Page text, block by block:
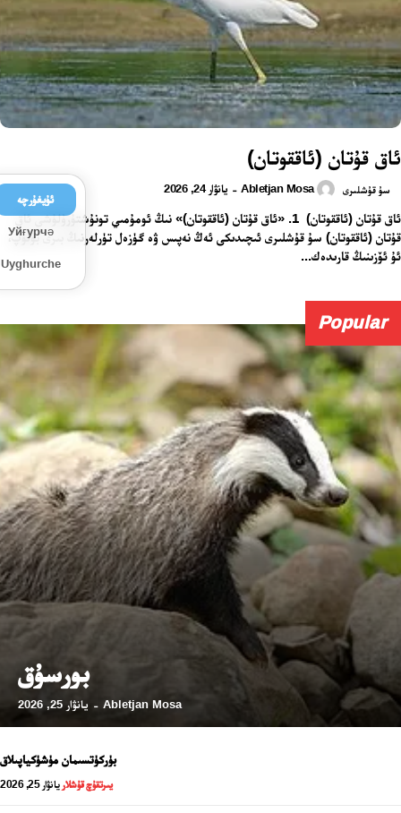
ئاق قۇتان (ئاققوتان)
سۇ قۇشلىرى Abletjan Mosa
- يانۋار 24, 2026
ئاق قۇتان (ئاققوتان) 1. «ئاق قۇتان (ئاققوتان)» نىڭ ئومۇمىي تونۇشتۇرۇلۇشى ئاق
قۇتان (ئاققوتان) سۇ قۇشلىرى ئىچىدىكى ئەڭ نەپىس ۋە گۈزەل تۈرلەرنىڭ بىرى بولۇپ،
ئۇ ئۆزىنىڭ قارىدەك...
Popular
بورسۇق
Abletjan Mosa
- يانۋار 25, 2026
بۈركۈتسىمان مۈشۈكياپىلاق
يىرتقۇچ قۇشلار يانۋار 25, 2026
ئۇيغۇرچە
Уйғурчә
Uyghurche